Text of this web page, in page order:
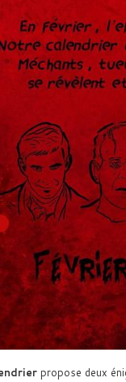
propose deux